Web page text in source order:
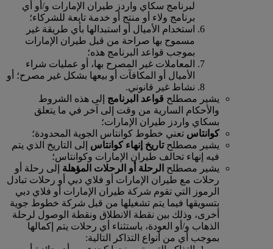
لبرنامج سكاي واردز طيران الإمارات و/أو أي
برنامج ولاء أو منتج أو خدمة تابعة للشركاء؛
استخدام الأميال أو استبدالها بأي طريقة غير
مسموح بها صراحة من قبل طيران الإمارات
بموجب قواعد البرنامج هذه؛
المعاملات غير المصرح بها، أو عمليات شراء
الأميال أو المكافآت أو بيعها بشكل غير مصرح؛ أو
نشاط غير قانوني.
يشير مصطلح قواعد البرنامج إلى هذه الشروط
والأحكام السارية من وقت إلى آخر في ما يتعلق
بسكاي واردز طيران الإمارات؛
كوانتاس تعني خطوط كوانتاس الجوية المحدودة؛
يشير مصطلحتاريخ إنهاء كوانتاس إلى التاريخ الذي يتم
فيه إنهاء تحالف طيران الإمارات وكوانتاس؛
يشير مصطلح الرحلة أو الرحلات المؤهلة إلى رحلة أو
رحلات مع طيران الإمارات أو فلاي دبي أو رحلات تبادل
الرموز التي تقوم شركة طيران الإمارات أو فلاي دبي
بتسويقها فيما يتم تشغيلها من قبل شركة خطوط جوية
أخرى، وذلك بين نقطة الانطلاق ونقطة الوصول لرحلة
الذهاب و/أو العودة، باستثناء أي رحلات يتم إكمالها
بموجب أي من أنواع التذاكر التالية: